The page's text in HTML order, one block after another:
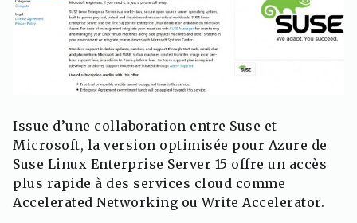
Issue d’une collaboration entre Suse et
Microsoft, la version optimisée pour Azure de
Suse Linux Enterprise Server 15 offre un accès
plus rapide à des services cloud comme
Accelerated Networking ou Write Accelerator.